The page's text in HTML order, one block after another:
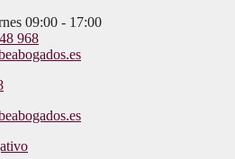
09:00 - 17:00
968